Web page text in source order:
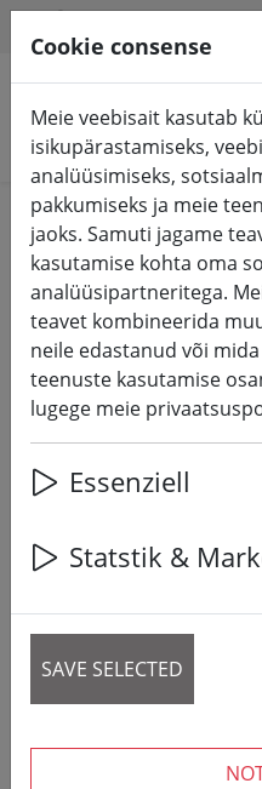
Otsi tooteid
Home %Müük
Zone Denmark
140x220cm /
Cookie consense
Meie veebisait kasutab
isikupärastamiseks,
analüüsimiseks,
pakkumiseks ja meie
jaoks. Samuti jagame
kasutamise kohta oma
analüüsipartneritega.
teavet kombineerida
neile edastanud või
teenuste kasutamise
lugege meie
Essenziell
Statstik &
SAVE SELECTED